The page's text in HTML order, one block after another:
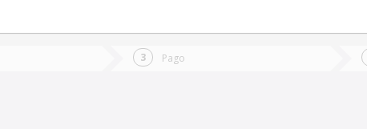
Pago